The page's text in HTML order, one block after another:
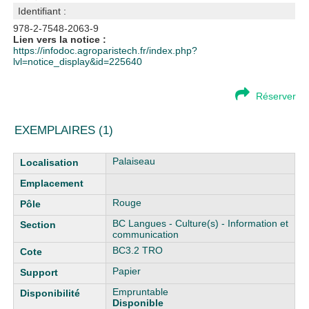
Identifiant :
978-2-7548-2063-9
Lien vers la notice :
https://infodoc.agroparistech.fr/index.php?
lvl=notice_display&id=225640
Réserver
EXEMPLAIRES (1)
Liste des exemplaires Palaiseau
Rouge
BC Langues - Culture(s) - Information et
communication
BC3.2 TRO
Papier
Empruntable
Disponible